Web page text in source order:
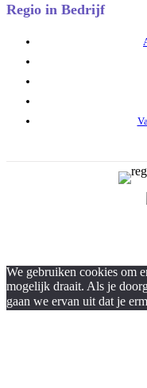
Regio in Bedrijf
We gebruiken cookies om
mogelijk draait. Als je
gaan we ervan uit dat je